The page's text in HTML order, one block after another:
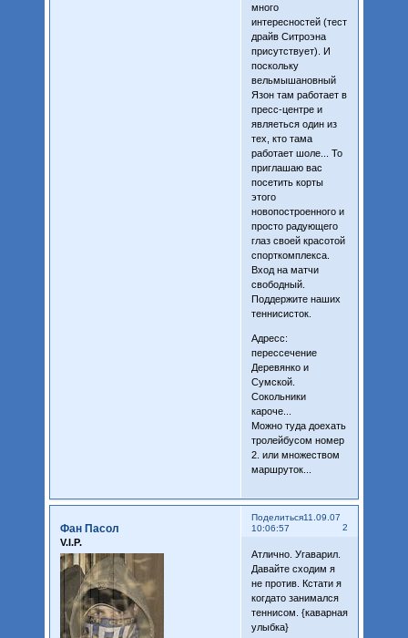
много
интересностей (тест
драйв Ситроэна
присутствует). И
поскольку
вельмышановный
Язон там работает в
пресс-центре и
являеться один из
тех, кто тама
работает шоле... То
приглашаю вас
посетить корты
этого
новопостроенного и
просто радующего
глаз своей красотой
спорткомплекса.
Вход на матчи
свободный.
Поддержите наших
теннисисток.
Адресс:
перессечение
Деревянко и
Сумской.
Сокольники
кароче...
Можно туда доехать
тролейбусом номер
2. или множеством
маршруток...
Поделиться
2
11.09.07
10:06:57
Фан Пасол
V.I.P.
Атлично. Угаварил.
Давайте сходим я
не против. Кстати я
когдато занимался
теннисом. {каварная
улыбка}